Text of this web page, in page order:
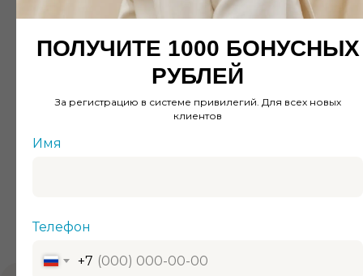
50 летней историей
ПОЛУЧИТЕ 1000 БОНУСНЫХ
РУБЛЕЙ
За регистрацию в системе привилегий. Для всех новых
клиентов
Имя
Телефон
+7